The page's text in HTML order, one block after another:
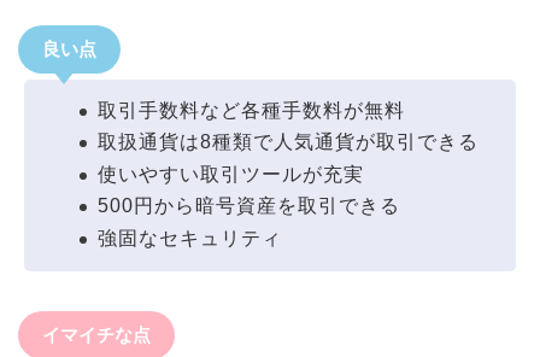
良い点
取引手数料など各種手数料が無料
取扱通貨は8種類で人気通貨が取引できる
使いやすい取引ツールが充実
500円から暗号資産を取引できる
強固なセキュリティ
イマイチな点